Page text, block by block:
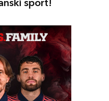
sport!